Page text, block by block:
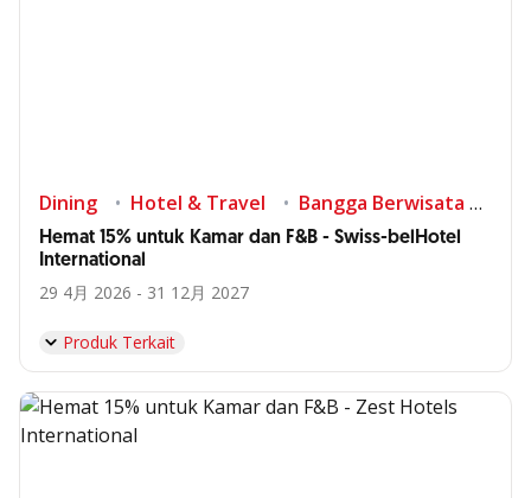
Dining Hotel & Travel Bangga Berwisata di Indonesia
Hemat 15% untuk Kamar dan F&B - Swiss-belHotel
International
29 4月 2026 - 31 12月 2027
Produk Terkait